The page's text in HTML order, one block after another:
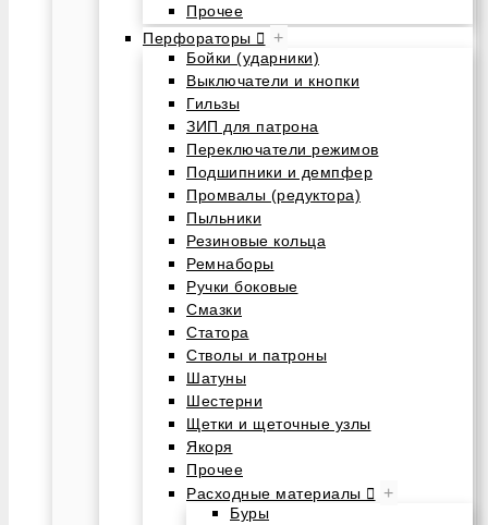
Прочее
Перфораторы
+
Бойки (ударники)
Выключатели и кнопки
Гильзы
ЗИП для патрона
Переключатели режимов
Подшипники и демпфер
Промвалы (редуктора)
Пыльники
Резиновые кольца
Ремнаборы
Ручки боковые
Смазки
Статора
Стволы и патроны
Шатуны
Шестерни
Щетки и щеточные узлы
Якоря
Прочее
Расходные материалы
+
Буры